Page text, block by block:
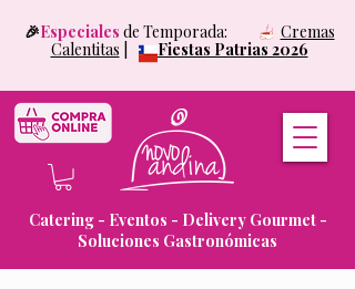
Catering - Eventos - Delivery Gourmet -
Soluciones Gastronómicas
🎉Especiales de Temporada: Cremas
Calentitas
Fiestas Patrias 2026